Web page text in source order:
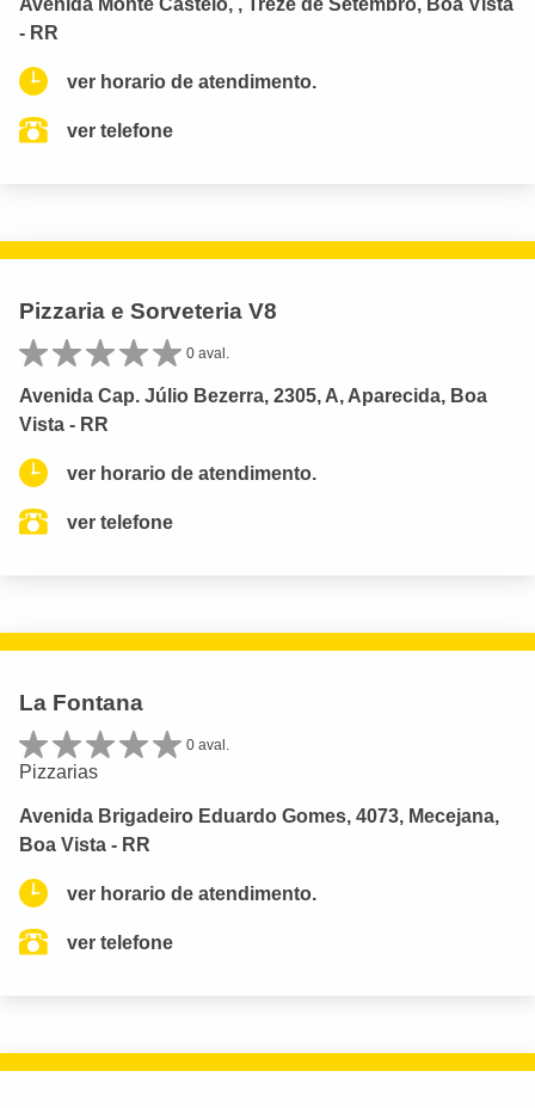
- RR
ver horario de atendimento.
ver telefone
Pizzaria e Sorveteria V8
0 aval.
Avenida Cap. Júlio Bezerra, 2305, A, Aparecida, Boa
Vista - RR
ver horario de atendimento.
ver telefone
La Fontana
0 aval.
Pizzarias
Avenida Brigadeiro Eduardo Gomes, 4073, Mecejana,
Boa Vista - RR
ver horario de atendimento.
ver telefone